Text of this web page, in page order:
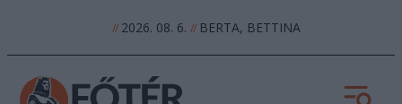
//2026. 08. 6. //BERTA, BETTINA